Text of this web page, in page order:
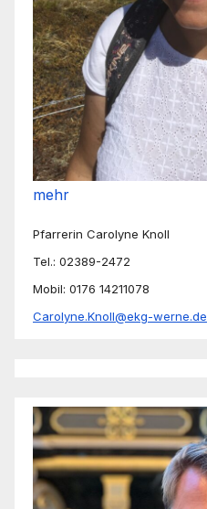
mehr
Pfarrerin Carolyne Knoll
Tel.: 02389-2472
Mobil: 0176 14211078
Carolyne.Knoll@ekg-werne.de